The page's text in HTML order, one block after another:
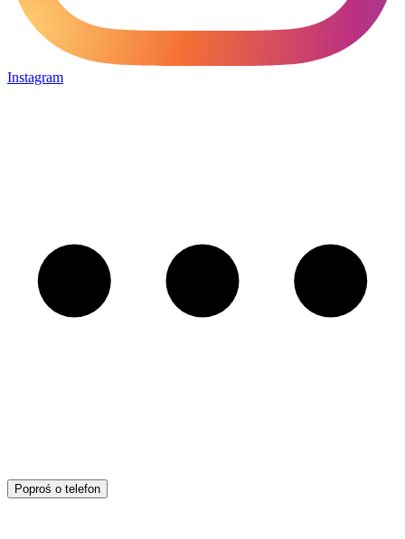
Instagram
Poproś o telefon